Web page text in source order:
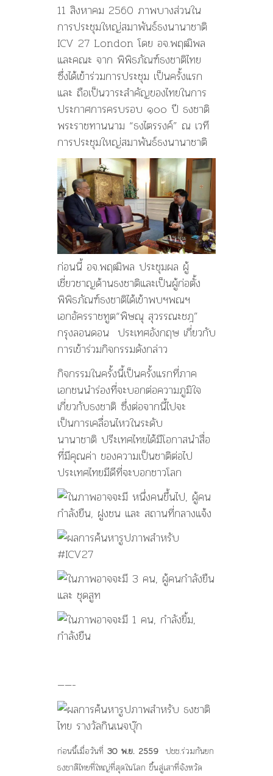
11 สิงหาคม 2560 ภาพบางส่วนใน
การประชุมใหญ่สมาพันธ์ธงนานาชาติ
ICV 27 London โดย อจ.พฤฒิพล
และคณะ จาก พิพิธภัณฑ์ธงชาติไทย
ซึ่งได้เข้าร่วมการประชุม เป็นครั้งแรก
และ ถือเป็นวาระสำคัญของไทยในการ
ประกาศการครบรอบ ๑๐๐ ปี ธงชาติ
พระราชทานนาม “ธงไตรรงค์” ณ เวที
การประชุมใหญ่สมาพันธ์ธงนานาชาติ
ก่อนนี้ อจ.พฤฒิพล ประชุมผล ผู้
เชี่ยวชาญด้านธงชาติและเป็นผู้ก่อตั้ง
พิพิธภัณฑ์ธงชาติได้เข้าพบฯพณฯ
เอกอัครราชทูต“พิษณุ สุวรรณะชฎ”
กรุงลอนดอน ประเทศอังกฤษ เกี่ยวกับ
การเข้าร่วมกิจกรรมดังกล่าว
กิจกรรมในครั้งนี้เป็นครั้งแรกที่ภาค
เอกชนนำร่องที่จะบอกต่อความภูมิใจ
เกี่ยวกับธงชาติ ซึ่งต่อจากนี้ไปจะ
เป็นการเคลื่อนไหวในระดับ
นานาชาติ ปรีะเทศไทยได้มีโอกาสนำสื่อ
ที่มีคุณค่า ของความเป็นชาติต่อไป
ประเทศไทยมีดีที่จะบอกชาวโลก
——-
ก่อนนี้เมื่อวันที่ 30 พ.ย. 2559 ปชช.ร่วมกันยก
ธงชาติไทยที่ใหญ่ที่สุดในโลก ขึ้นสู่เสาที่จังหวัด